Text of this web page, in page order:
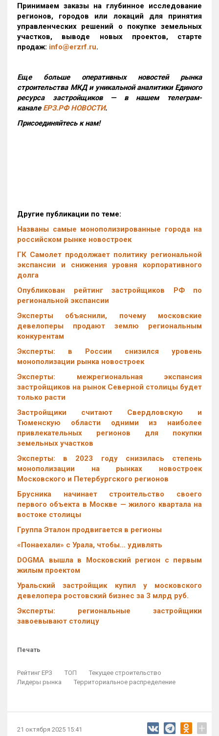
Принимаем заказы на глубинное исследование
регионов, городов или локаций для принятия
управленческих решений о покупке земельных
участков, выводе новых проектов, старте
продаж: info@erzrf.ru.
Еще больше оперативных новостей рынка
строительства МКД и уникальной аналитики Единого
ресурса застройщиков — в нашем телеграм-
канале ЕРЗ.РФ НОВОСТИ.
Присоединяйтесь к нам!
Другие публикации по теме:
Названы самые монополизированные города на
российском рынке новостроек
ГК Самолет продолжает политику региональной
экспансии и снижения уровня корпоративного
долга
Опубликован рейтинг застройщиков РФ по
региональной экспансии
Эксперты объяснили, почему московские
девелоперы продают землю региональным
конкурентам
Эксперты: в России снизился уровень
монополизации рынка новостроек
Эксперты: межрегиональная экспансия
застройщиков на рынок Северной столицы будет
только расти
Застройщики считают Свердловскую и
Тюменскую области одними из наиболее
привлекательных регионов для покупки
земельных участков
Эксперты: в 2023 году снизилась степень
монополизации на рынках новостроек
Московского и Петербургского регионов
Брусника начинает строительство своего
первого объекта в Москве — жилого квартала на
востоке столицы
Группа Эталон продвигается в регионы
«Понаехали» с Урала, чтобы… удивлять
DOGMA вышла в Московский регион с первым
жилым проектом
Уральский застройщик купил у московского
девелопера ростовский бизнес за 3 млрд руб.
Эксперты: региональные застройщики
завоевывают столицу
Печать
Рейтинг ЕРЗ ТОП
Текущее строительство
Лидеры рынка
Территориальное распределение
21 октября 2025 15:41 +